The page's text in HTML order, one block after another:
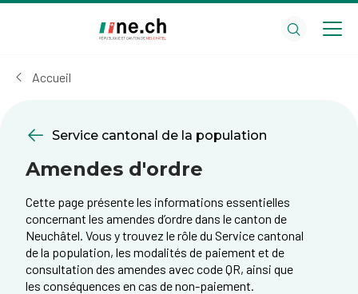
cookies
Accueil
Service cantonal de la population
Amendes d'ordre
Cette page présente les informations essentielles
concernant les amendes d’ordre dans le canton de
Neuchâtel. Vous y trouvez le rôle du Service cantonal
de la population, les modalités de paiement et de
consultation des amendes avec code QR, ainsi que
les conséquences en cas de non-paiement.